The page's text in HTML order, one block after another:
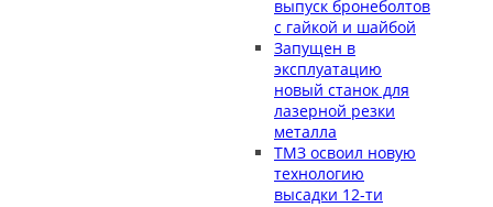
выпуск бронеболтов
с гайкой и шайбой
Запущен в
эксплуатацию
новый станок для
лазерной резки
металла
ТМЗ освоил новую
технологию
высадки 12-ти